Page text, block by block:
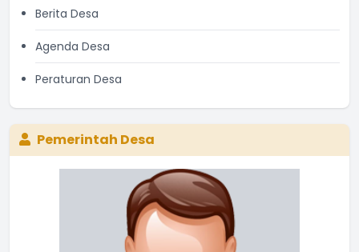
Berita Desa
Agenda Desa
Peraturan Desa
Pemerintah Desa